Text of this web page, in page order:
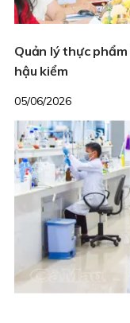
Quản lý thực
hậu kiểm
05/06/2026